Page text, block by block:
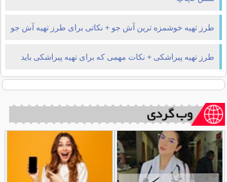
طرز تهیه خوشمزه ترین آش جو + نکاتی برای طرز تهیه آش جو
طرز تهیه پیراشکی + نکات مهمی که برای تهیه پیراشکی باید
بدانید